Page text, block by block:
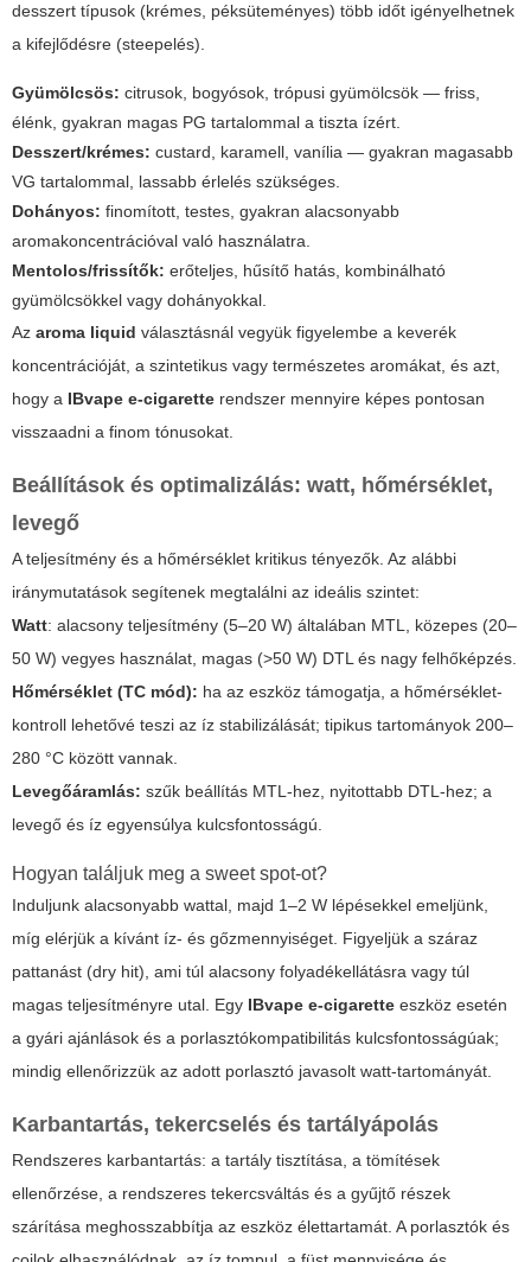
desszert típusok (krémes, péksüteményes) több időt igényelhetnek
a kifejlődésre (steepelés).
Gyümölcsös: citrusok, bogyósok, trópusi gyümölcsök — friss,
élénk, gyakran magas PG tartalommal a tiszta ízért.
Desszert/krémes: custard, karamell, vanília — gyakran magasabb
VG tartalommal, lassabb érlelés szükséges.
Dohányos: finomított, testes, gyakran alacsonyabb
aromakoncentrációval való használatra.
Mentolos/frissítők: erőteljes, hűsítő hatás, kombinálható
gyümölcsökkel vagy dohányokkal.
Az aroma liquid választásnál vegyük figyelembe a keverék
koncentrációját, a szintetikus vagy természetes aromákat, és azt,
hogy a IBvape e-cigarette rendszer mennyire képes pontosan
visszaadni a finom tónusokat.
Beállítások és optimalizálás: watt, hőmérséklet,
levegő
A teljesítmény és a hőmérséklet kritikus tényezők. Az alábbi
iránymutatások segítenek megtalálni az ideális szintet:
Watt: alacsony teljesítmény (5–20 W) általában MTL, közepes (20–
50 W) vegyes használat, magas (>50 W) DTL és nagy felhőképzés.
Hőmérséklet (TC mód): ha az eszköz támogatja, a hőmérséklet-
kontroll lehetővé teszi az íz stabilizálását; tipikus tartományok 200–
280 °C között vannak.
Levegőáramlás: szűk beállítás MTL-hez, nyitottabb DTL-hez; a
levegő és íz egyensúlya kulcsfontosságú.
Hogyan találjuk meg a sweet spot-ot?
Induljunk alacsonyabb wattal, majd 1–2 W lépésekkel emeljünk,
míg elérjük a kívánt íz- és gőzmennyiséget. Figyeljük a száraz
pattanást (dry hit), ami túl alacsony folyadékellátásra vagy túl
magas teljesítményre utal. Egy IBvape e-cigarette eszköz esetén
a gyári ajánlások és a porlasztókompatibilitás kulcsfontosságúak;
mindig ellenőrizzük az adott porlasztó javasolt watt-tartományát.
Karban­tartás, tekercselés és tartályápolás
Rendszeres karbantartás: a tartály tisztítása, a tömítések
ellenőrzése, a rendszeres tekercsváltás és a gyűjtő részek
szárítása meghosszabbítja az eszköz élettartamát. A porlasztók és